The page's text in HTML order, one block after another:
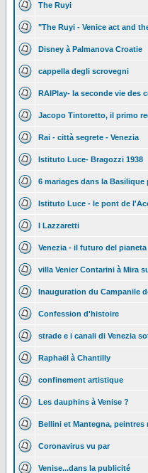
The Ruyi
"The Ruyi - Venice act and
Disney à Palmanova Croatie
cappella degli scrovegni
RAIPlay- la seconde vie des
Jacopo Tintoretto, il primo
Rai - città segrete - Venezia
Istituto Luce- Bragozzi 1938
6 mariages dans la Basilique
Istituto Luce - le pont de
I Lazzaretti
Venezia - il futuro del pianeta
villa Venier Contarini à Mira
Inauguration du Campanile
Confession d'histoire
strade e i canali di Venezia
Raphaël à Chantilly
confinement artistique
Les dauphins à Venise ?
Bellini et Mantegna, peintres
Coronavirus vu par
Venise...dans la publicité